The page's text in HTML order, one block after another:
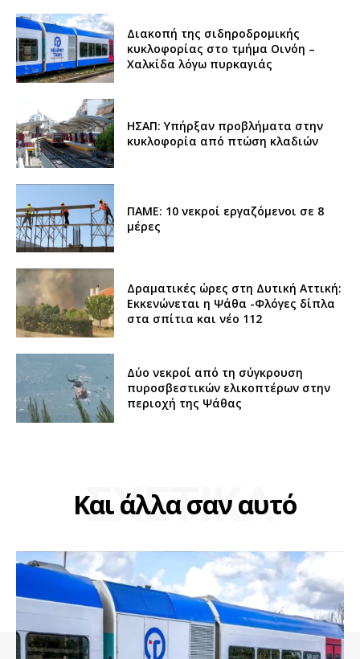
Διακοπή της σιδηροδρομικής
κυκλοφορίας στο τμήμα Οινόη –
Χαλκίδα λόγω πυρκαγιάς
ΗΣΑΠ: Υπήρξαν προβλήματα στην
κυκλοφορία από πτώση κλαδιών
ΠΑΜΕ: 10 νεκροί εργαζόμενοι σε 8
μέρες
Δραματικές ώρες στη Δυτική Αττική:
Εκκενώνεται η Ψάθα -Φλόγες δίπλα
στα σπίτια και νέο 112
Δύο νεκροί από τη σύγκρουση
πυροσβεστικών ελικοπτέρων στην
περιοχή της Ψάθας
Και άλλα σαν αυτό
ΣΧΕΤΙΚΑ